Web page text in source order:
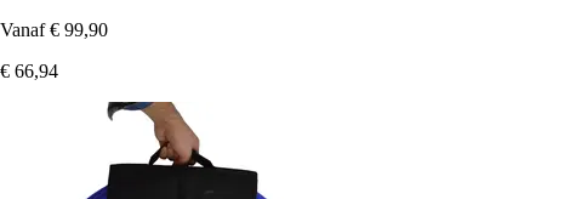
Vanaf € 99,90
€ 66,94